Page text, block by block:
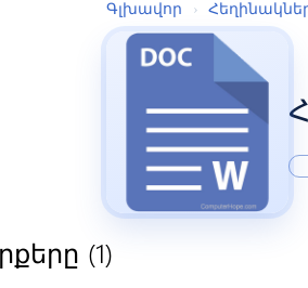
Գլխավոր ›
(1)